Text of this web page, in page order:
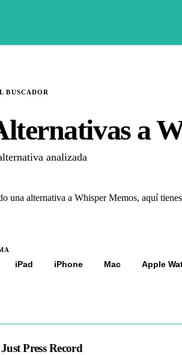
BUSCADOR
a
analizada
una alternativa a Whisper Memos, aquí
iPad iPhone Mac Apple
Just Press Record